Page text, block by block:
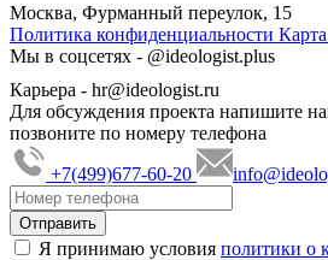
Москва, Фурманный переулок, 15
Политика конфиденциальности
Мы в соцсетях - @ideologist.plus
Карьера - hr@ideologist.ru
Для обсуждения проекта напишите
позвоните по номеру телефона
+7(499)677-60-20
Я принимаю условия политики о